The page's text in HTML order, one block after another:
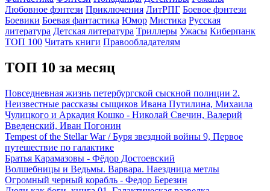
Любовное фэнтези Приключения ЛитРПГ Боевое фэнтези
Боевики Боевая фантастика Юмор Мистика Русская
литература Детская литература Триллеры Ужасы Киберпанк
ТОП 100 Читать книги Правообладателям
ТОП 10 за месяц
Повседневная жизнь петербургской сыскной полиции 2.
Неизвестные рассказы сыщиков Ивана Путилина, Михаила
Чулицкого и Аркадия Кошко - Николай Свечин, Валерий
Введенский, Иван Погонин
Tempest of the Stellar War / Буря звездной войны 9, Первое
путешествие по галактике
Братья Карамазовы - Фёдор Достоевский
Волшебницы и Ведьмы. Варвара. Наездница метлы
Огромный черный корабль - Федор Березин